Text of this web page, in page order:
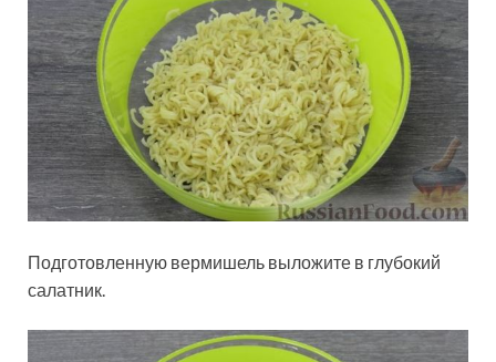
Подготовленную вермишель выложите в глубокий
салатник.